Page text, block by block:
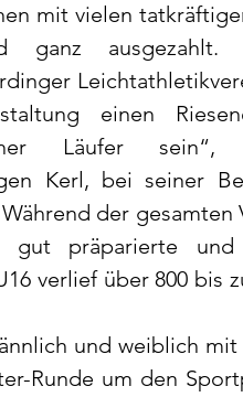
mit vielen
ausgezahlt.
einen
Läufer
Kerl, bei seiner
der gesamten
gut präparierte und
verlief über 800 bis
und weiblich mit
Runde um den